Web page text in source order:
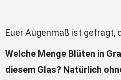
Euer Augenmaß ist gefragt,
Welche Menge Blüten in
diesem Glas? Natürlich